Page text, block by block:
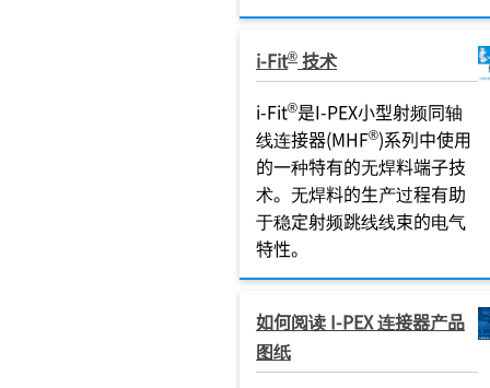
i-Fit® 技术
i-Fit®是I-PEX小型射频同轴
线连接器(MHF®)系列中使用
的一种特有的无焊料端子技
术。无焊料的生产过程有助
于稳定射频跳线线束的电气
特性。
如何阅读 I-PEX 连接器产品
图纸